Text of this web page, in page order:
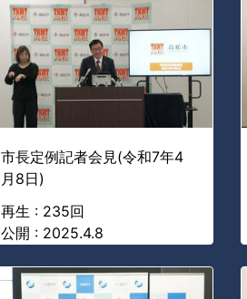
市長定例記者会見(令和7年4
月8日)
再生 : 235回
公開 : 2025.4.8